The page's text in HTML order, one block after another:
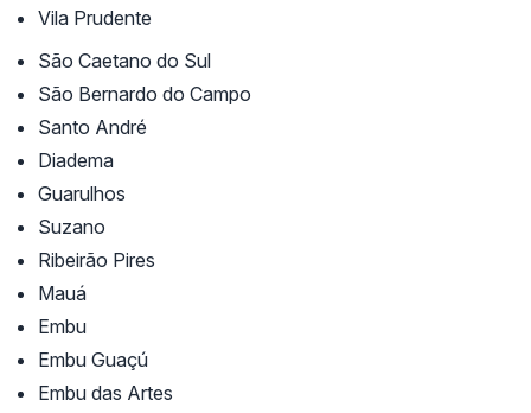
Vila Prudente
São Caetano do Sul
São Bernardo do Campo
Santo André
Diadema
Guarulhos
Suzano
Ribeirão Pires
Mauá
Embu
Embu Guaçú
Embu das Artes